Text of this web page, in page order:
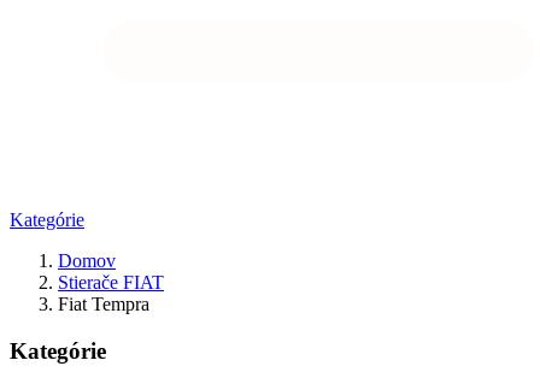
Kategórie
Domov
Stierače FIAT
Fiat Tempra
Kategórie